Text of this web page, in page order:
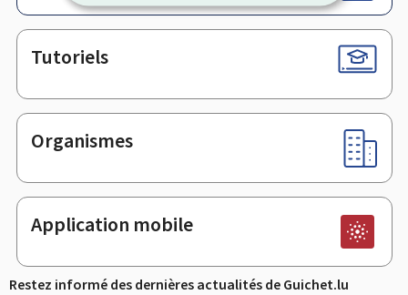
Tutoriels
Organismes
Application mobile
Restez informé des dernières actualités de Guichet.lu